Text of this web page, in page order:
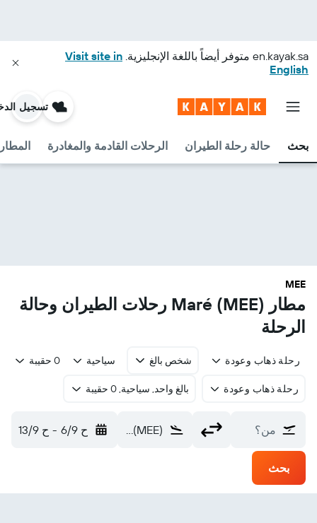
en.kayak.sa متوفر أيضاً باللغة الإنجليزية. Visit site in
English
بحث حالة رحلة الطيران الرحلات القادمة والمغادرة
تسجيل
MEE
مطار Maré (MEE) رحلات الطيران وحالة
الرحلة
رحلة ذهاب وعودة شخص بالغ سياحية 0 حقيبة
رحلة ذهاب وعودة بالغ واحد, سياحية, 0 حقيبة
من؟ Maré (MEE) ح 6/9 - ح 13/9
بحث